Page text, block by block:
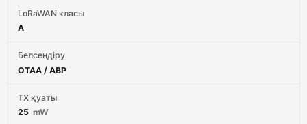
LoRaWAN класы
A
Белсендіру
OTAA / ABP
TX қуаты
25 mW